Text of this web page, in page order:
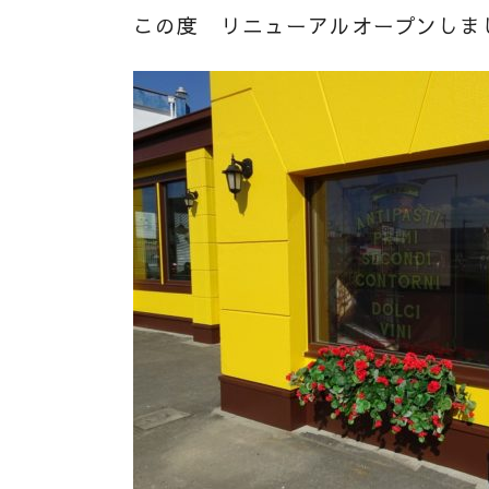
この度 リニューアルオープンしま